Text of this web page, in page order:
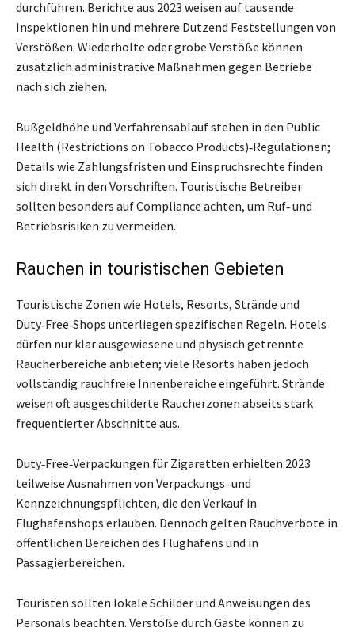
durchführen. Berichte aus 2023 weisen auf tausende
Inspektionen hin und mehrere Dutzend Feststellungen von
Verstößen. Wiederholte oder grobe Verstöße können
zusätzlich administrative Maßnahmen gegen Betriebe
nach sich ziehen.
Bußgeldhöhe und Verfahrensablauf stehen in den Public
Health (Restrictions on Tobacco Products)‑Regulationen;
Details wie Zahlungsfristen und Einspruchsrechte finden
sich direkt in den Vorschriften. Touristische Betreiber
sollten besonders auf Compliance achten, um Ruf‑ und
Betriebsrisiken zu vermeiden.
Rauchen in touristischen Gebieten
Touristische Zonen wie Hotels, Resorts, Strände und
Duty‑Free‑Shops unterliegen spezifischen Regeln. Hotels
dürfen nur klar ausgewiesene und physisch getrennte
Raucherbereiche anbieten; viele Resorts haben jedoch
vollständig rauchfreie Innenbereiche eingeführt. Strände
weisen oft ausgeschilderte Raucherzonen abseits stark
frequentierter Abschnitte aus.
Duty‑Free‑Verpackungen für Zigaretten erhielten 2023
teilweise Ausnahmen von Verpackungs‑ und
Kennzeichnungspflichten, die den Verkauf in
Flughafenshops erlauben. Dennoch gelten Rauchverbote in
öffentlichen Bereichen des Flughafens und in
Passagierbereichen.
Touristen sollten lokale Schilder und Anweisungen des
Personals beachten. Verstöße durch Gäste können zu